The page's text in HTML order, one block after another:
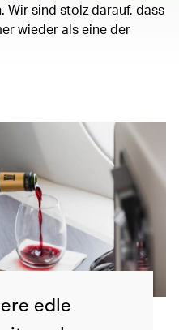
Wir sind stolz darauf, dass
wieder als eine der
edle